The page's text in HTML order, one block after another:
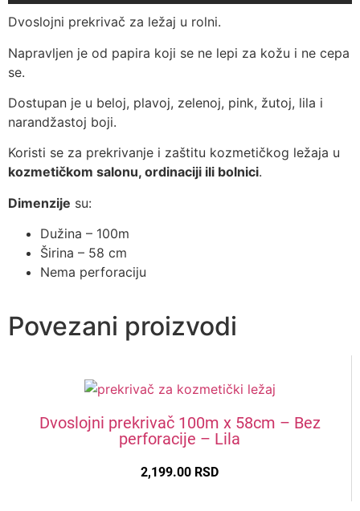
Dvoslojni prekrivač za ležaj u rolni.
Napravljen je od papira koji se ne lepi za kožu i ne cepa
se.
Dostupan je u beloj, plavoj, zelenoj, pink, žutoj, lila i
narandžastoj boji.
Koristi se za prekrivanje i zaštitu kozmetičkog ležaja u
kozmetičkom salonu, ordinaciji ili bolnici.
Dimenzije su:
Dužina – 100m
Širina – 58 cm
Nema perforaciju
Povezani proizvodi
Dvoslojni prekrivač 100m x 58cm – Bez
perforacije – Lila
2,199.00 RSD